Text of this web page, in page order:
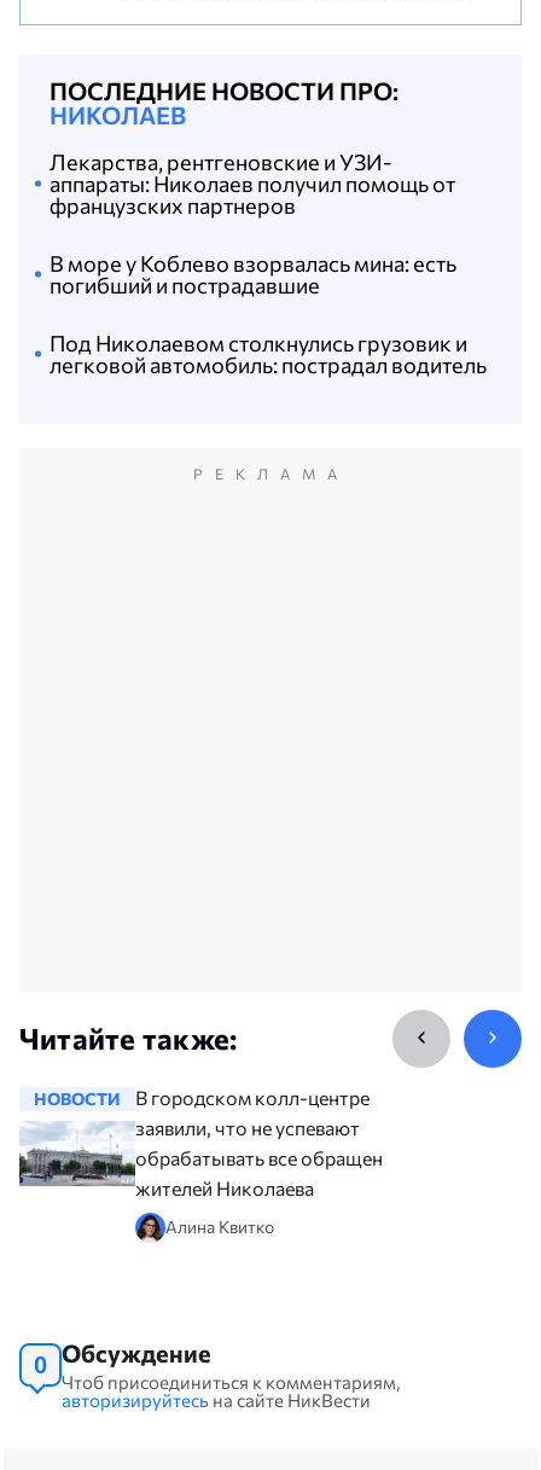
ПОСЛЕДНИЕ НОВОСТИ ПРО:
НИКОЛАЕВ
Под Николаевом столкнулись грузовик и
легковой автомобиль: пострадал водитель
В море у Коблево взорвалась мина: есть
погибший и пострадавшие
Лекарства, рентгеновские и УЗИ-
аппараты: Николаев получил помощь от
французских партнеров
РЕКЛАМА
Читайте также:
НОВОСТИ
В городском колл-центре
заявили, что не успевают
обрабатывать все обращения
жителей Николаева
Алина Квитко
0 Обсуждение
Чтоб присоединиться к комментариям,
авторизируйтесь на сайте НикВести